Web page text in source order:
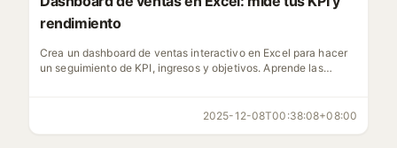
rendimiento
Crea un dashboard de ventas interactivo en Excel para hacer
un seguimiento de KPI, ingresos y objetivos. Aprende las
2025-12-08T00:38:08+08:00